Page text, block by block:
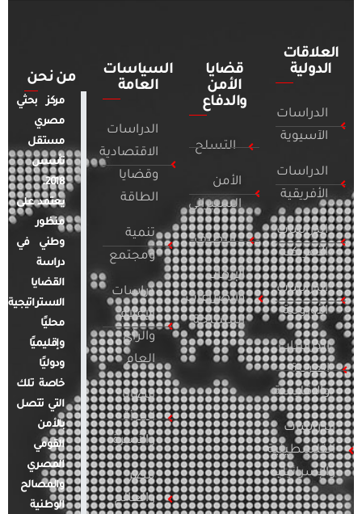
العلاقات
الدولية
الدراسات
الآسيوية
الدراسات
الأفريقية
الدراسات
الأمريكية
الدراسات
الأوروبية
الدراسات
العربية
والإقليمية
الدراسات
الفلسطينية
والإسرائيلية
قضايا
الأمن
والدفاع
التسلح
الأمن
السيبراني
التطرف
الإرهاب
والصراعات
المسلحة
السياسات
العامة
الدراسات
الاقتصادية
وقضايا
الطاقة
تنمية
ومجتمع
دراسات
الإعلام
والرأي
العام
قضايا
المرأة
والأسرة
مصر
والعالم
من نحن
مركز بحثي
مصري
مستقل
تأسس
2018.
يعتمد على
منظور
وطني في
دراسة
القضايا
الاستراتيجية
محليًا
وإقليميًا
ودوليًا
خاصة تلك
التي تتصل
بالأمن
القومي
المصري
والمصالح
الوطنية